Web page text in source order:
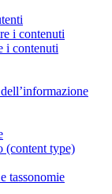
i contenuti
i contenuti
(content type)
tassonomie